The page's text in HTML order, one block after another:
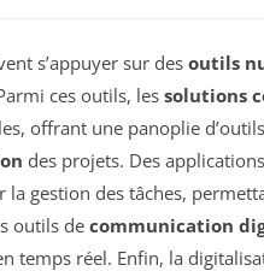
s’appuyer sur des outils
ces outils, les solutions
offrant une panoplie
des projets. Des
gestion des tâches,
outils de communication
temps réel. Enfin, la